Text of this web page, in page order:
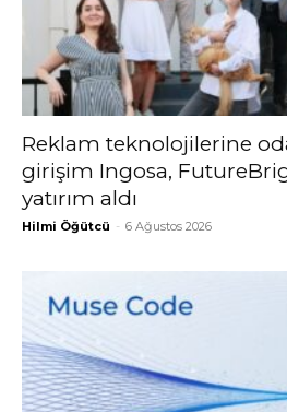
Reklam teknolojilerine
girişim Ingosa,
yatırım aldı
Hilmi Öğütcü - 6 Ağustos 2026